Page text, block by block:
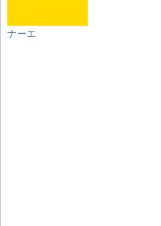
ナーエ